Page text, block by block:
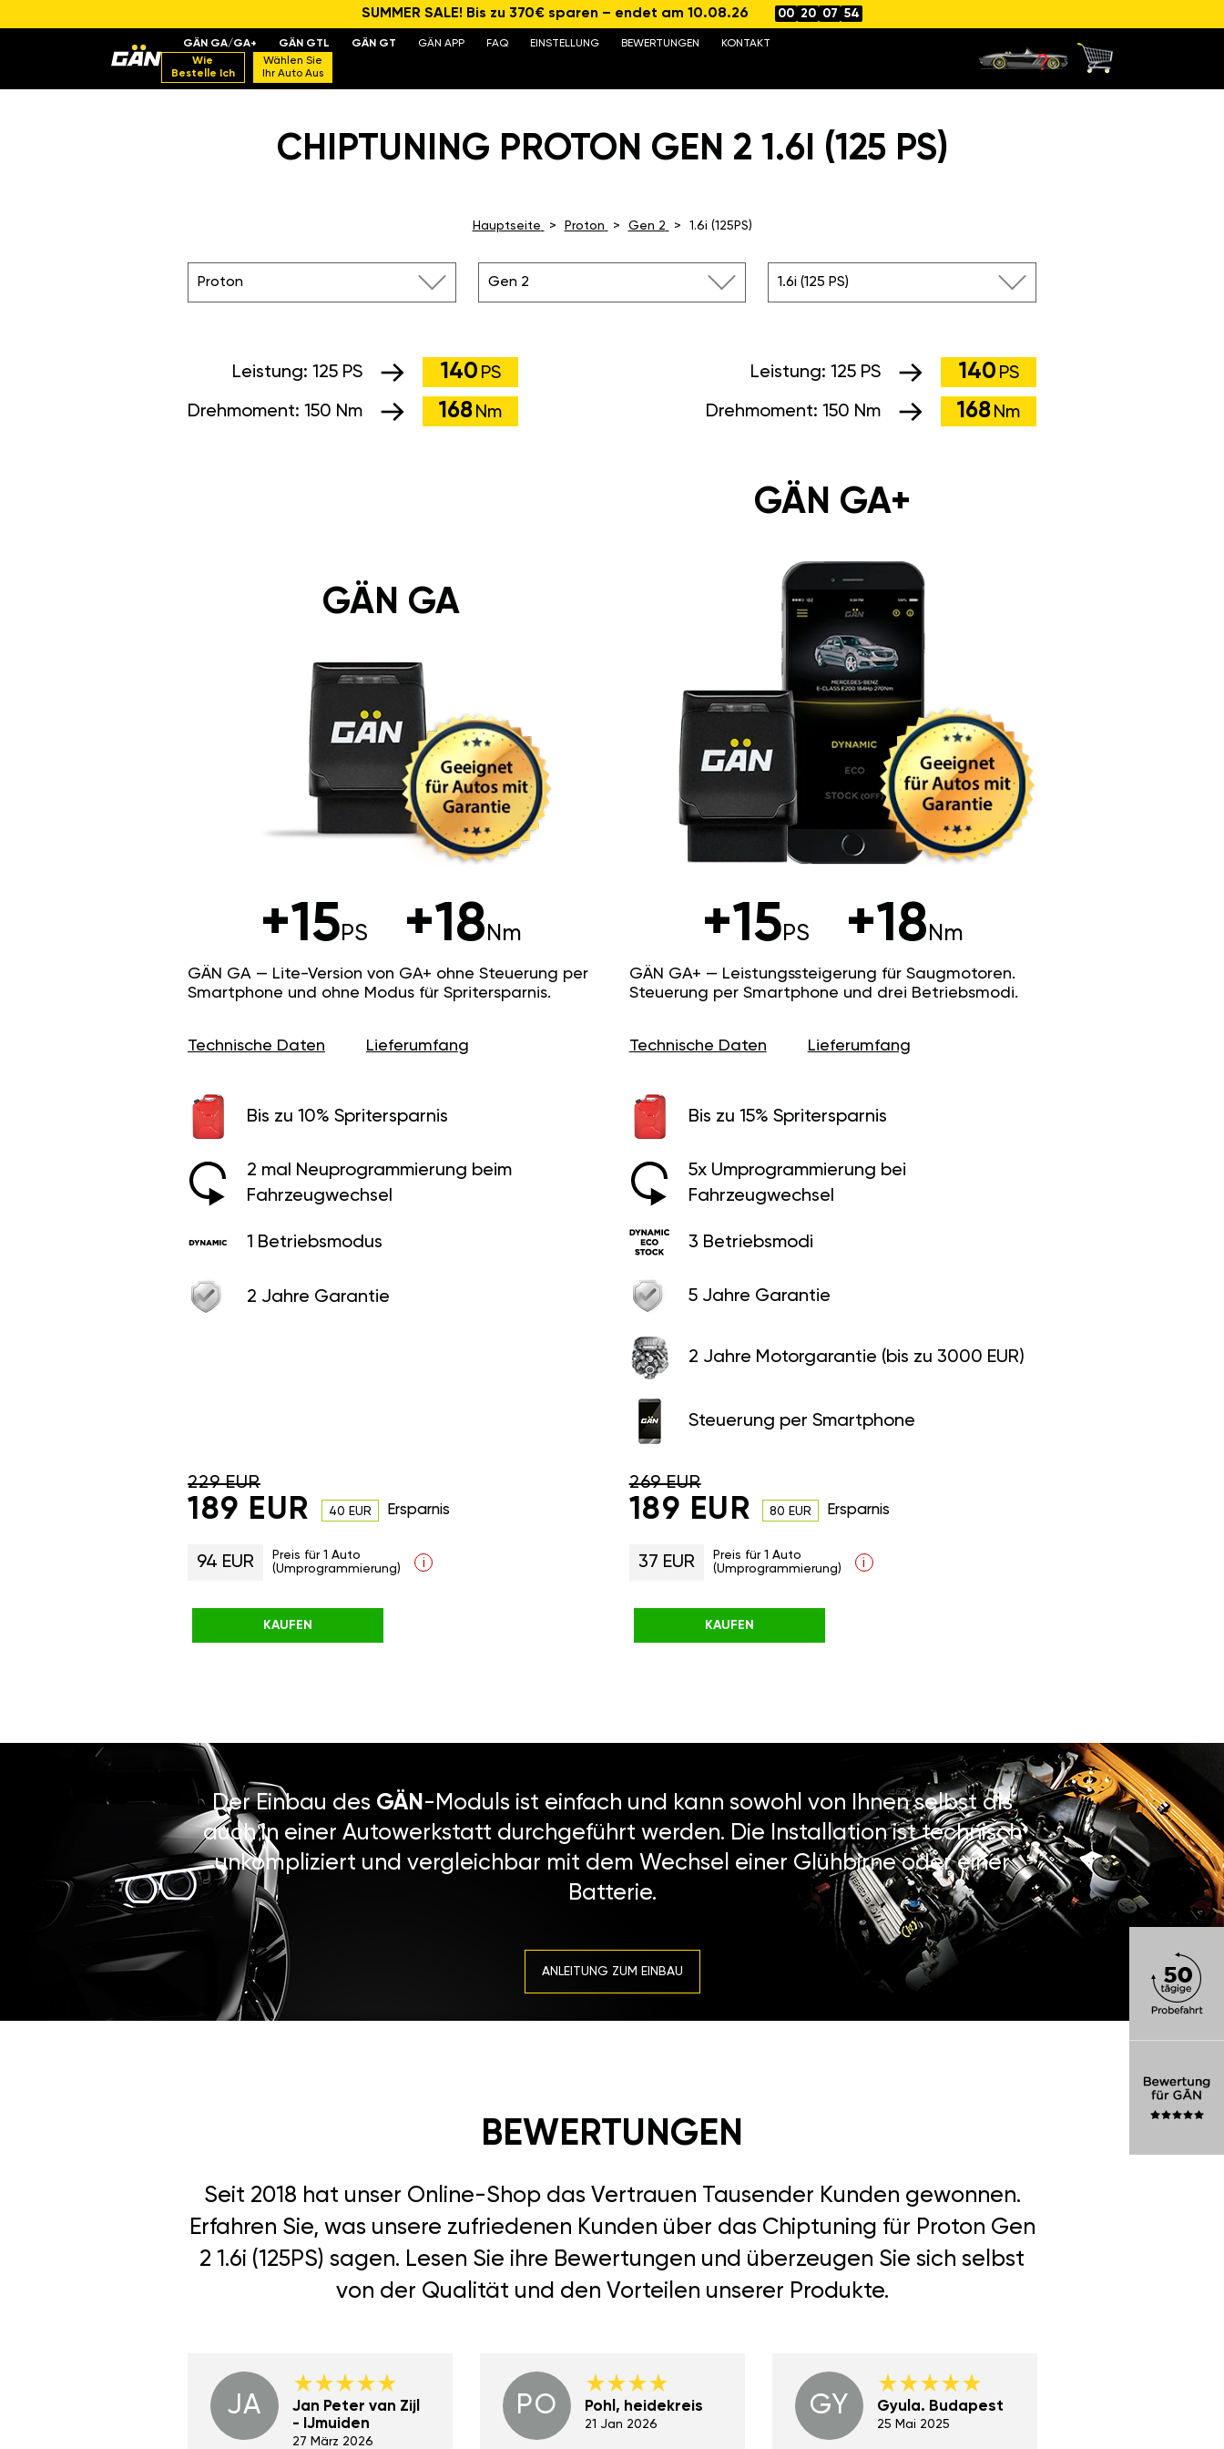
SUMMER SALE! Bis zu 370€ sparen – endet am 10.08.26 00 20 07 53
GÄN GA/GA+ GÄN GTL GÄN GT GÄN APP FAQ EINSTELLUNG BEWERTUNGEN
KONTAKT
Wie
Bestelle Ich
Wählen Sie
Ihr Auto Aus
CHIPTUNING PROTON GEN 2 1.6I (125 PS)
Hauptseite Proton Gen 2 1.6i (125PS)
Proton Gen 2 1.6i (125 PS)
Leistung: 125 PS 140 PS
Drehmoment: 150 Nm 168 Nm
Leistung: 125 PS 140 PS
Drehmoment: 150 Nm 168 Nm
GÄN GA+
+15PS +18Nm
GÄN GA+ — Leistungssteigerung für Saugmotoren.
Steuerung per Smartphone und drei Betriebsmodi.
Technische Daten Lieferumfang
Bis zu 15% Spritersparnis
5x Umprogrammierung bei
Fahrzeugwechsel
3 Betriebsmodi
5 Jahre Garantie
2 Jahre Motorgarantie (bis zu 3000 EUR)
Steuerung per Smartphone
269 EUR
189 EUR 80 EUR Ersparnis
37 EUR
Preis für 1 Auto
(Umprogrammierung)
i
KAUFEN
GÄN GA
+15PS +18Nm
GÄN GA — Lite-Version von GA+ ohne Steuerung per
Smartphone und ohne Modus für Spritersparnis.
Technische Daten Lieferumfang
Bis zu 10% Spritersparnis
2 mal Neuprogrammierung beim
Fahrzeugwechsel
1 Betriebsmodus
2 Jahre Garantie
229 EUR
189 EUR 40 EUR Ersparnis
94 EUR
Preis für 1 Auto
(Umprogrammierung)
i
KAUFEN
Der Einbau des GÄN-Moduls ist einfach und kann sowohl von Ihnen selbst als
auch in einer Autowerkstatt durchgeführt werden. Die Installation ist technisch
unkompliziert und vergleichbar mit dem Wechsel einer Glühbirne oder einer
Batterie.
ANLEITUNG ZUM EINBAU
BEWERTUNGEN
Seit 2018 hat unser Online-Shop das Vertrauen Tausender Kunden gewonnen.
Erfahren Sie, was unsere zufriedenen Kunden über das Chiptuning für Proton Gen
2 1.6i (125PS) sagen. Lesen Sie ihre Bewertungen und überzeugen Sie sich selbst
von der Qualität und den Vorteilen unserer Produkte.
JA
Jan Peter van Zijl
- IJmuiden
27 März 2026
PO Pohl, heidekreis
21 Jan 2026
GY Gyula. Budapest
25 Mai 2025